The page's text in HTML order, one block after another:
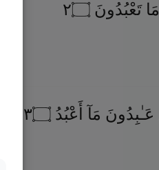
مَا تَعْبُدُونَ ۝٢
عَـٰبِدُونَ مَآ أَعْبُدُ ۝٣